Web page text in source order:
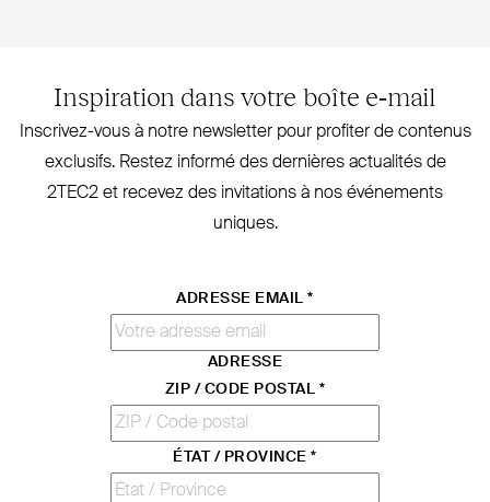
Inspiration dans votre boîte e‑mail
Inscrivez-vous à notre newsletter pour profiter de contenus
exclusifs. Restez informé des dernières actualités de
2TEC2 et recevez des invi­tations à nos évé­nements
uniques.
ADRESSE EMAIL*
ADRESSE
ZIP / CODE POSTAL *
ÉTAT / PROVINCE*